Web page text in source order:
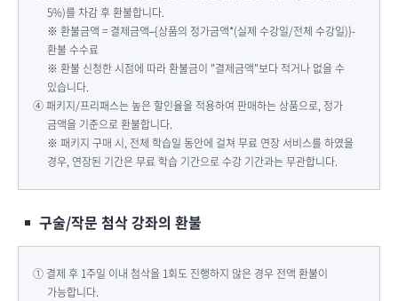
5%)를 차감 후 환불합니다.
※ 환불금액 = 결제금액–{상품의 정가금액*(실제 수강일/전체 수강일)}-
환불 수수료
※ 환불 신청한 시점에 따라 환불금이 "결제금액"보다 적거나 없을 수
있습니다.
④ 패키지/프리패스는 높은 할인율을 적용하여 판매하는 상품으로, 정가
금액을 기준으로 환불합니다.
※ 패키지 구매 시, 전체 학습일 동안에 걸쳐 무료 연장 서비스를 하였을
경우, 연장된 기간은 무료 학습 기간으로 수강 기간과는 무관합니다.
구술/작문 첨삭 강좌의 환불
① 결제 후 1주일 이내 첨삭을 1회도 진행하지 않은 경우 전액 환불이
가능합니다.